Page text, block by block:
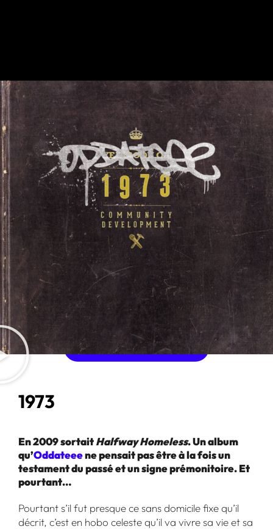
ÉCOUTER L'ALBUM
ACHETER L'ALBUM
1973
En 2009 sortaitHalfway Homeless. Un album
qu’Oddateeene pensait pas être à la fois un
testament du passé et un signe prémonitoire. Et
pourtant…
Pourtant s’il fut presque ce sans domicile fixe qu’il
décrit, c’est en hobo celeste qu’il va vivre sa vie et sa